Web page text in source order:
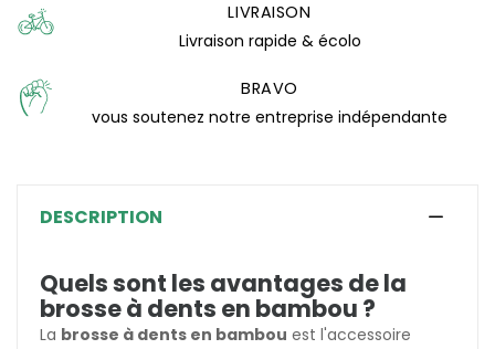
LIVRAISON
Livraison rapide & écolo
BRAVO
vous soutenez notre entreprise indépendante
DESCRIPTION
Quels sont les avantages de la
brosse à dents en bambou ?
La brosse à dents en bambou est l'accessoire